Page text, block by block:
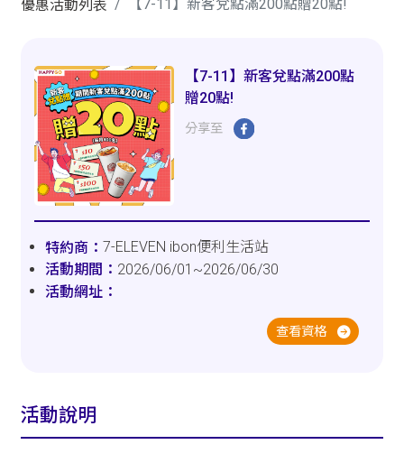
優惠活動列表 【7-11】新客兌點滿200點贈20點!
【7-11】新客兌點滿200點
贈20點!
分享至
7-ELEVEN ibon便利生活站
2026/06/01~2026/06/30
查看資格
活動說明